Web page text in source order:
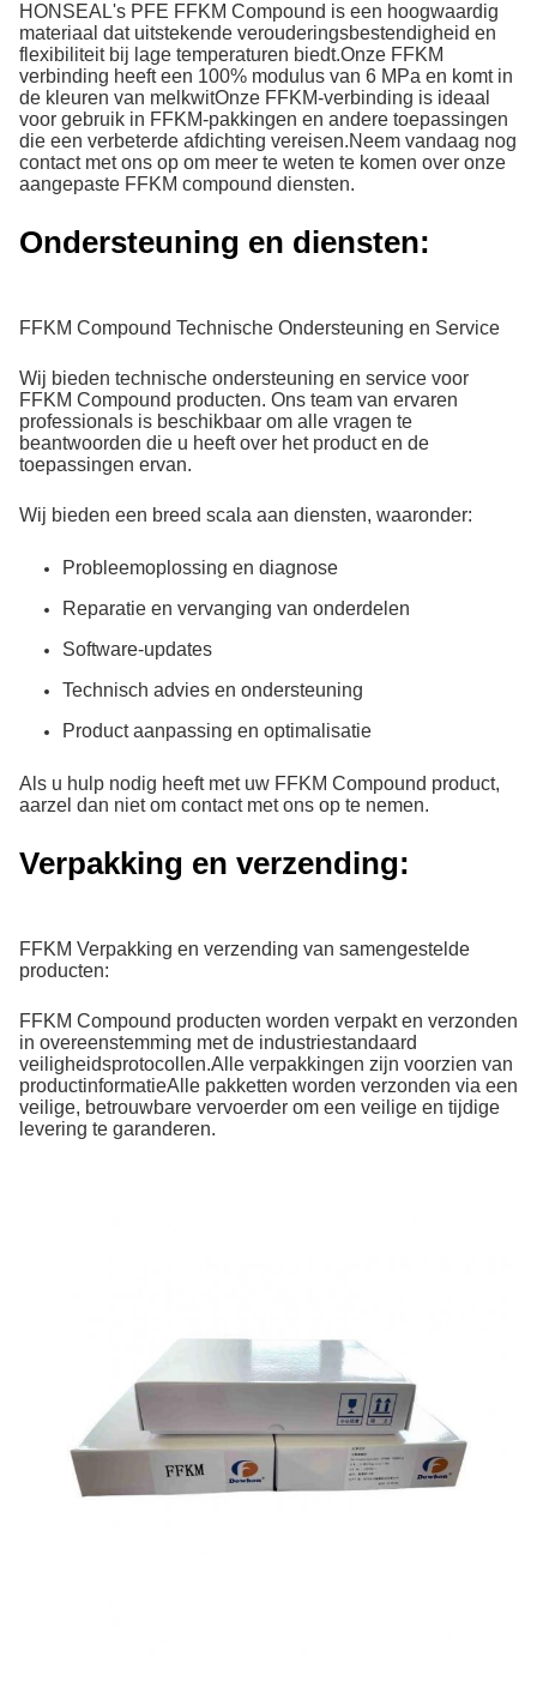
HONSEAL's PFE FFKM Compound is een hoogwaardig
materiaal dat uitstekende verouderingsbestendigheid en
flexibiliteit bij lage temperaturen biedt.Onze FFKM
verbinding heeft een 100% modulus van 6 MPa en komt in
de kleuren van melkwitOnze FFKM-verbinding is ideaal
voor gebruik in FFKM-pakkingen en andere toepassingen
die een verbeterde afdichting vereisen.Neem vandaag nog
contact met ons op om meer te weten te komen over onze
aangepaste FFKM compound diensten.
Ondersteuning en diensten:
FFKM Compound Technische Ondersteuning en Service
Wij bieden technische ondersteuning en service voor
FFKM Compound producten. Ons team van ervaren
professionals is beschikbaar om alle vragen te
beantwoorden die u heeft over het product en de
toepassingen ervan.
Wij bieden een breed scala aan diensten, waaronder:
Probleemoplossing en diagnose
Reparatie en vervanging van onderdelen
Software-updates
Technisch advies en ondersteuning
Product aanpassing en optimalisatie
Als u hulp nodig heeft met uw FFKM Compound product,
aarzel dan niet om contact met ons op te nemen.
Verpakking en verzending:
FFKM Verpakking en verzending van samengestelde
producten:
FFKM Compound producten worden verpakt en verzonden
in overeenstemming met de industriestandaard
veiligheidsprotocollen.Alle verpakkingen zijn voorzien van
productinformatieAlle pakketten worden verzonden via een
veilige, betrouwbare vervoerder om een veilige en tijdige
levering te garanderen.